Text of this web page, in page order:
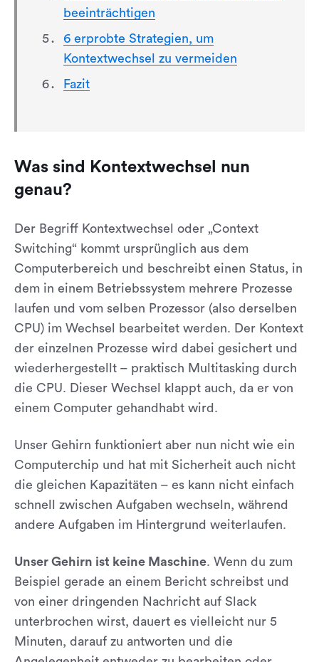
beeinträchtigen
6 erprobte Strategien, um
Kontextwechsel zu vermeiden
Fazit
Was sind Kontextwechsel nun
genau?
Der Begriff Kontextwechsel oder „Context
Switching“ kommt ursprünglich aus dem
Computerbereich und beschreibt einen Status, in
dem in einem Betriebssystem mehrere Prozesse
laufen und vom selben Prozessor (also derselben
CPU) im Wechsel bearbeitet werden. Der Kontext
der einzelnen Prozesse wird dabei gesichert und
wiederhergestellt – praktisch Multitasking durch
die CPU. Dieser Wechsel klappt auch, da er von
einem Computer gehandhabt wird.
Unser Gehirn funktioniert aber nun nicht wie ein
Computerchip und hat mit Sicherheit auch nicht
die gleichen Kapazitäten – es kann nicht einfach
schnell zwischen Aufgaben wechseln, während
andere Aufgaben im Hintergrund weiterlaufen.
Unser Gehirn ist keine Maschine. Wenn du zum
Beispiel gerade an einem Bericht schreibst und
von einer dringenden Nachricht auf Slack
unterbrochen wirst, dauert es vielleicht nur 5
Minuten, darauf zu antworten und die